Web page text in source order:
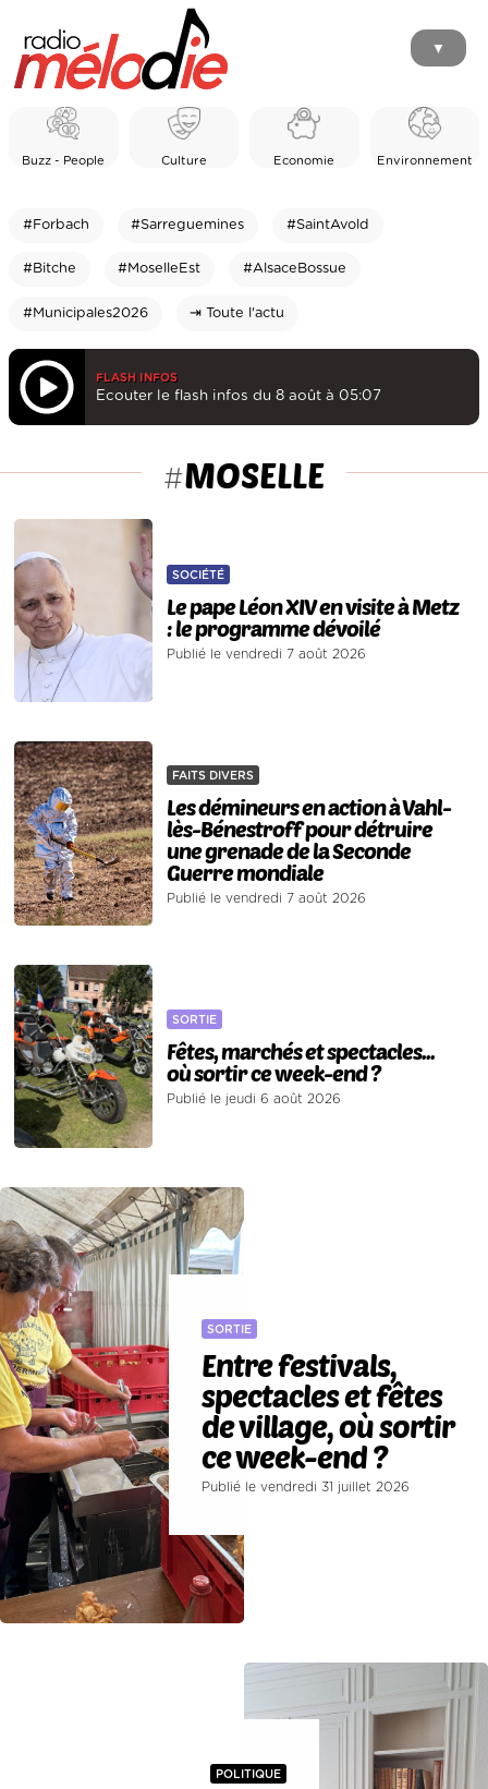
▼
Buzz - People Culture Economie Environnement
#Forbach #Sarreguemines #SaintAvold
#Bitche #MoselleEst #AlsaceBossue
#Municipales2026 ⇥ Toute l'actu
FLASH INFOS
Ecouter le flash infos du 8 août à 05:07
#MOSELLE
SOCIÉTÉ
Le pape Léon XIV en visite à Metz
: le programme dévoilé
Publié le vendredi 7 août 2026
FAITS DIVERS
Les démineurs en action à Vahl-
lès-Bénestroff pour détruire
une grenade de la Seconde
Guerre mondiale
Publié le vendredi 7 août 2026
SORTIE
Fêtes, marchés et spectacles...
où sortir ce week-end ?
Publié le jeudi 6 août 2026
SORTIE
Entre festivals,
spectacles et fêtes
de village, où sortir
ce week-end ?
Publié le vendredi 31 juillet 2026
POLITIQUE